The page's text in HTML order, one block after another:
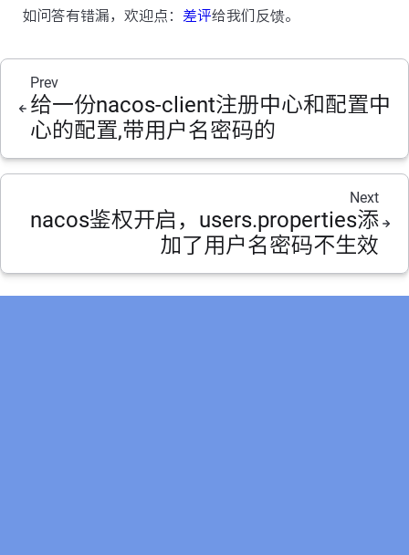
如问答有错漏，欢迎点： 差评给我们反馈。
Prev
给一份nacos-client注册中心和配置中
心的配置,带用户名密码的
Next
nacos鉴权开启，users.properties添
加了用户名密码不生效